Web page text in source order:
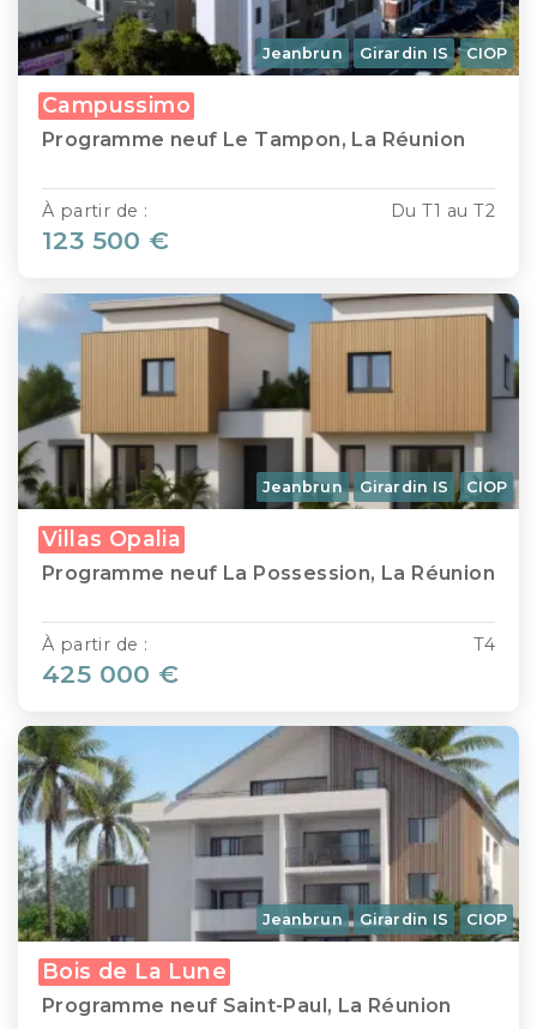
Jeanbrun Girardin IS CIOP
Campussimo
Programme neuf Le Tampon, La Réunion
Du T1 au T2
À partir de :
123 500 €
Jeanbrun Girardin IS CIOP
Villas Opalia
Programme neuf La Possession, La Réunion
T4
À partir de :
425 000 €
Jeanbrun Girardin IS CIOP
Bois de La Lune
Programme neuf Saint-Paul, La Réunion